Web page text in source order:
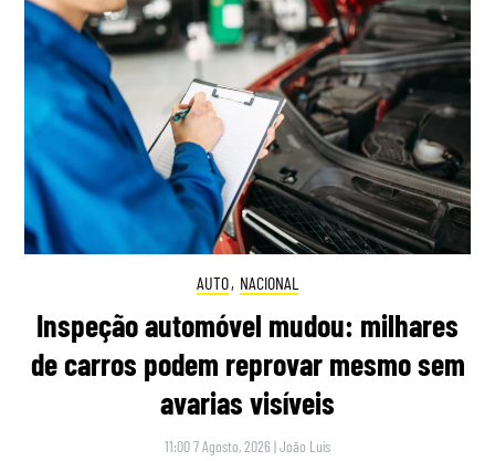
AUTO, NACIONAL
Inspeção automóvel mudou: milhares
de carros podem reprovar mesmo sem
avarias visíveis
11:00 7 Agosto, 2026 |João Luís